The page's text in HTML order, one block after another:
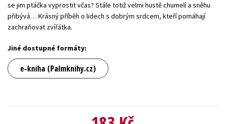
se jim ptáčka vyprostit včas? Stále totiž velmi hustě chumelí a sněhu
přibývá… Krásný příběh o lidech s dobrým srdcem, kteří pomáhají
zachraňovat zvířátka.
Jiné dostupné formáty:
e-kniha (Palmknihy.cz)